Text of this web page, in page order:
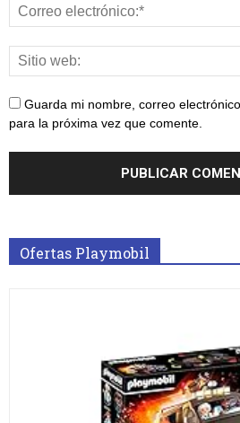
Guarda mi nombre, correo
para la próxima vez que comente.
Ofertas Playmobil